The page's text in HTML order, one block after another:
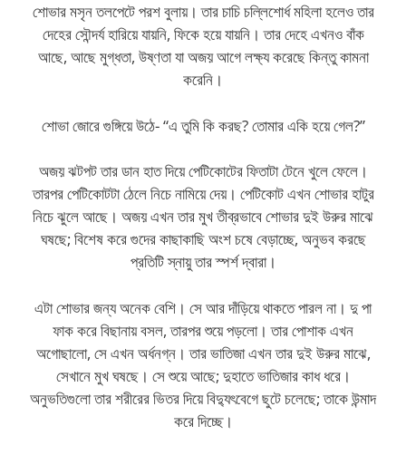
শোভার মসৃন তলপেটে পরশ বুলায়। তার চাচি চল্লিশোর্ধ মহিলা হলেও তার
দেহের সৌন্দর্য হারিয়ে যায়নি, ফিকে হয়ে যায়নি। তার দেহে এখনও বাঁক
আছে, আছে মুগ্ধতা, উষ্ণতা যা অজয় আগে লক্ষ্য করেছে কিন্তু কামনা
করেনি।
শোভা জোরে গুঙ্গিয়ে উঠে- “এ তুমি কি করছ? তোমার একি হয়ে গেল?”
অজয় ঝটপট তার ডান হাত দিয়ে পেটিকোটের ফিতাটা টেনে খুলে ফেলে।
তারপর পেটিকোটটা ঠেলে নিচে নামিয়ে দেয়। পেটিকোট এখন শোভার হাটুর
নিচে ঝুলে আছে। অজয় এখন তার মুখ তীব্রভাবে শোভার দুই উরুর মাঝে
ঘষছে; বিশেষ করে গুদের কাছাকাছি অংশ চষে বেড়াচ্ছে, অনুভব করছে
প্রতিটি স্নায়ু তার স্পর্শ দ্বারা।
এটা শোভার জন্য অনেক বেশি। সে আর দাঁড়িয়ে থাকতে পারল না। দু পা
ফাক করে বিছানায় বসল, তারপর শুয়ে পড়লো। তার পোশাক এখন
অগোছালো, সে এখন অর্ধনগ্ন। তার ভাতিজা এখন তার দুই উরুর মাঝে,
সেখানে মুখ ঘষছে। সে শুয়ে আছে; দুহাতে ভাতিজার কাধ ধরে।
অনুভতিগুলো তার শরীরের ভিতর দিয়ে বিদ্যুৎবেগে ছুটে চলেছে; তাকে উন্মাদ
করে দিচ্ছে।